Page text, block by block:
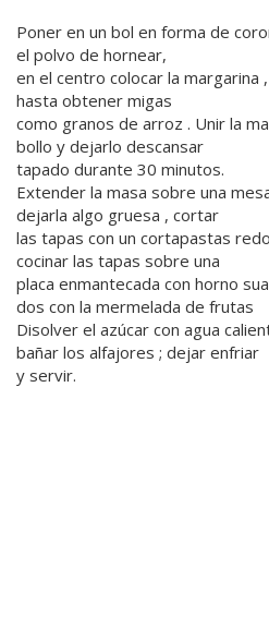
Poner en un bol en forma de
el polvo de hornear,
en el centro colocar la margarina
hasta obtener migas
como granos de arroz . Unir la
bollo y dejarlo descansar
tapado durante 30 minutos.
Extender la masa sobre una
dejarla algo gruesa , cortar
las tapas con un cortapastas
cocinar las tapas sobre una
placa enmantecada con horno
dos con la mermelada de frutas
Disolver el azúcar con agua
bañar los alfajores ; dejar enfriar
y servir.